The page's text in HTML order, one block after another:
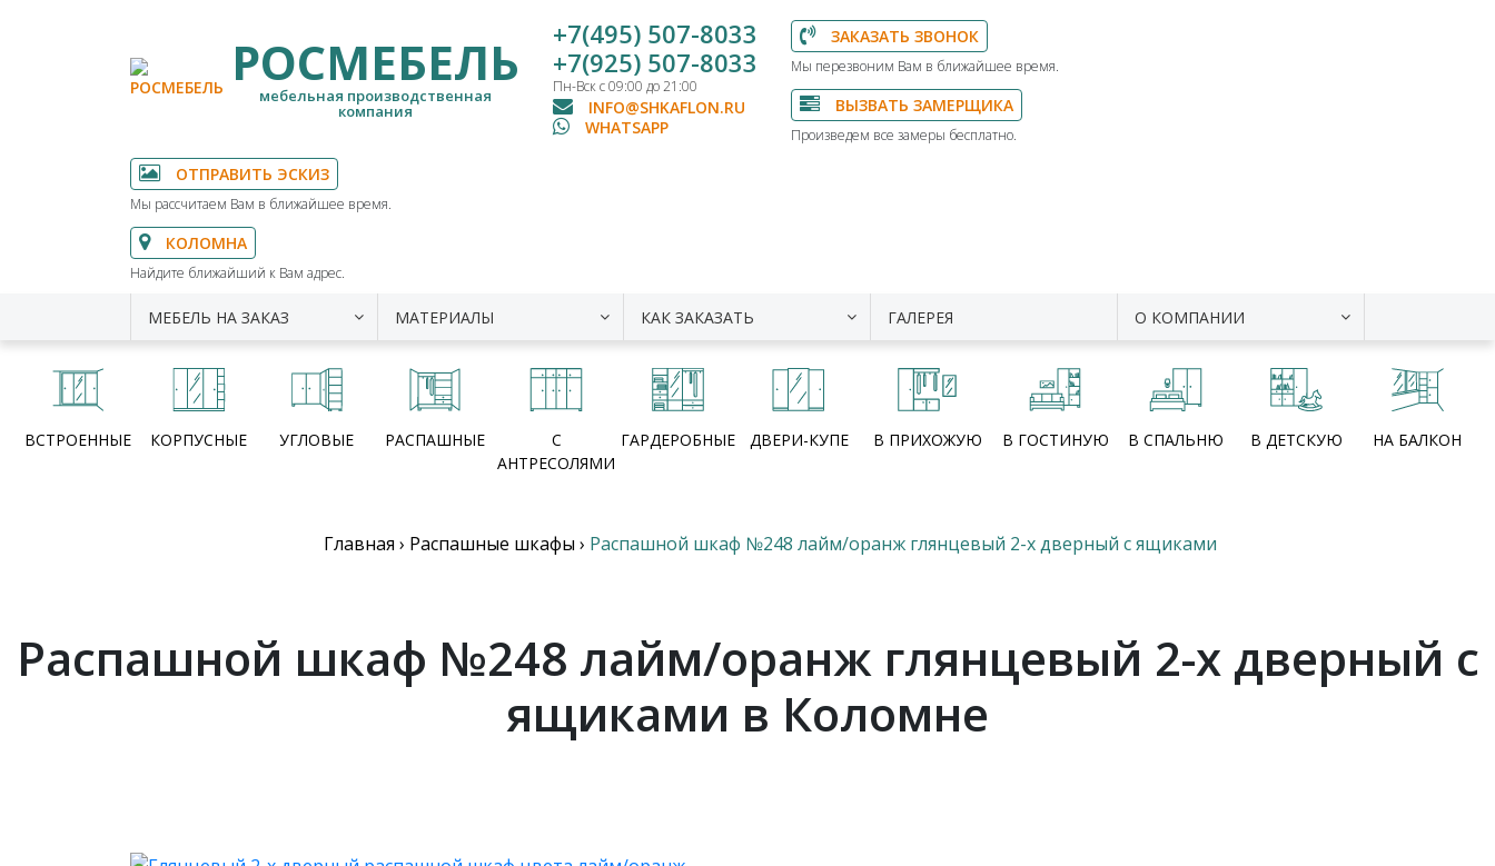
РОСМЕБЕЛЬ
мебельная производственная
компания
+7(495) 507-8033
+7(925) 507-8033
Пн-Вск с 09:00 до 21:00
INFO@SHKAFLON.RU
WHATSAPP
ЗАКАЗАТЬ ЗВОНОК
Мы перезвоним Вам в ближайшее время.
ВЫЗВАТЬ ЗАМЕРЩИКА
Произведем все замеры бесплатно.
ОТПРАВИТЬ ЭСКИЗ
Мы рассчитаем Вам в ближайшее время.
КОЛОМНА
Найдите ближайший к Вам адрес.
МЕБЕЛЬ НА ЗАКАЗ МАТЕРИАЛЫ КАК ЗАКАЗАТЬ ГАЛЕРЕЯ О КОМПАНИИ
ВСТРОЕННЫЕ КОРПУСНЫЕ УГЛОВЫЕ РАСПАШНЫЕ
С
АНТРЕСОЛЯМИ
ГАРДЕРОБНЫЕ ДВЕРИ-КУПЕ В ПРИХОЖУЮ В ГОСТИНУЮ В СПАЛЬНЮ В ДЕТСКУЮ НА БАЛКОН
Главная › Распашные шкафы › Распашной шкаф №248 лайм/оранж глянцевый 2-х дверный с ящиками
Распашной шкаф №248 лайм/оранж глянцевый 2-х дверный с
ящиками в Коломне